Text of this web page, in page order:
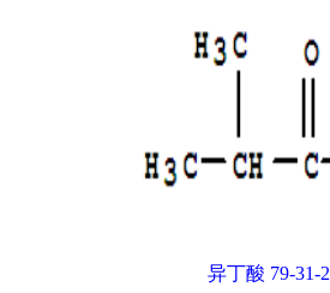
异丁酸 79-31-2